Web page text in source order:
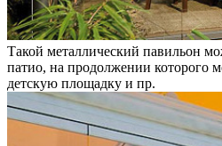
Такой металлический павильон
патио, на продолжении которого
детскую площадку и пр.